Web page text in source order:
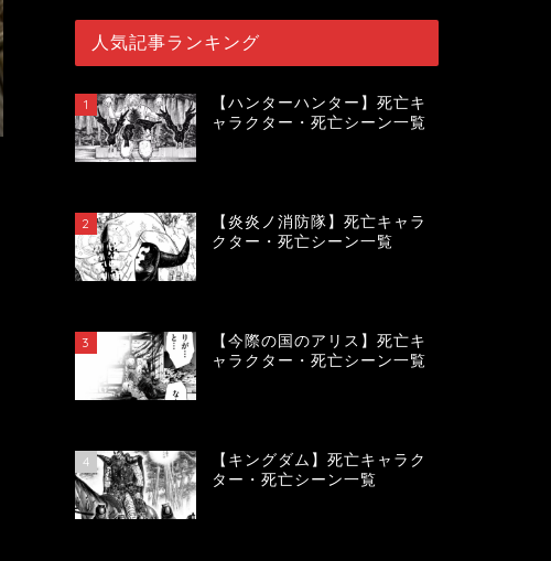
人気記事ランキング
1
【ハンターハンター】死亡キ
ャラクター・死亡シーン一覧
2
【炎炎ノ消防隊】死亡キャラ
クター・死亡シーン一覧
3
【今際の国のアリス】死亡キ
ャラクター・死亡シーン一覧
4
【キングダム】死亡キャラク
ター・死亡シーン一覧